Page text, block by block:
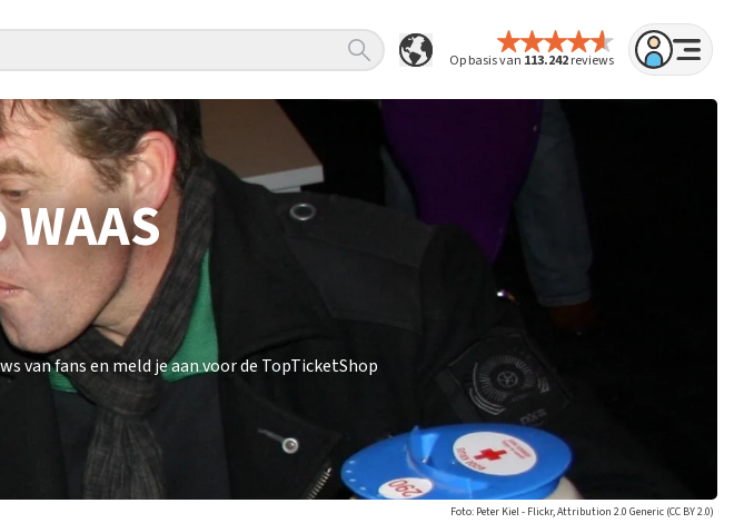
Op basis van 113.242reviews
WAAS
van fans en meld je aan voor de TopTicketShop
Foto: Peter Kiel - Flickr, Attribution 2.0 Generic (CC BY 2.0)